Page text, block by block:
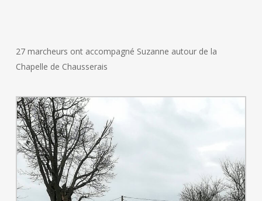
27 marcheurs ont accompagné Suzanne autour de la
Chapelle de Chausserais